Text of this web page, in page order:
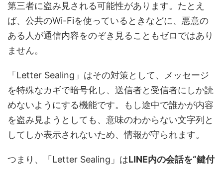
第三者に盗み見される可能性があります。たとえ
ば、公共のWi-Fiを使っているときなどに、悪意の
ある人が通信内容をのぞき見ることもゼロではあり
ません。
「Letter Sealing」はその対策として、メッセージ
を特殊なカギで暗号化し、送信者と受信者にしか読
めないようにする機能です。もし途中で誰かが内容
を盗み見ようとしても、意味のわからない文字列と
してしか表示されないため、情報が守られます。
つまり、「Letter Sealing」はLINE内の会話を“鍵付